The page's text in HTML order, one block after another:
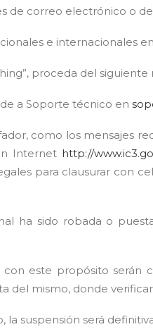
de correo electrónico o
e internacionales
proceda del siguiente
a Soporte técnico en
como los mensajes
Internet http://
para clausurar con
ha sido robada o
este propósito serán
del mismo, donde
suspensión será